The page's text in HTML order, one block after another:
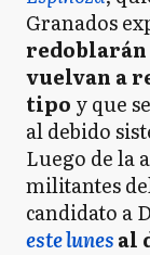
Granados
redoblarán
vuelvan a
tipo y que
al debido
Luego de la
militantes
candidato a
este lunesal